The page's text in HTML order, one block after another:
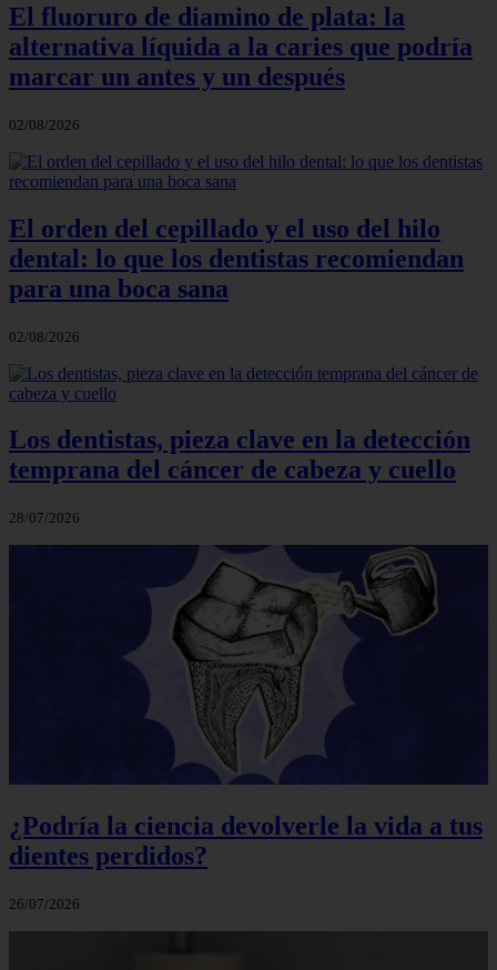
El fluoruro de diamino de plata: la
alternativa líquida a la caries que podría
marcar un antes y un después
02/08/2026
El orden del cepillado y el uso del hilo
dental: lo que los dentistas recomiendan
para una boca sana
02/08/2026
Los dentistas, pieza clave en la detección
temprana del cáncer de cabeza y cuello
28/07/2026
¿Podría la ciencia devolverle la vida a tus
dientes perdidos?
26/07/2026